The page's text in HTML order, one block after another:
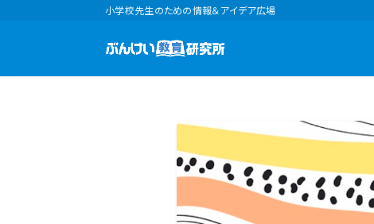
小学校先生のための情報＆アイデア広場